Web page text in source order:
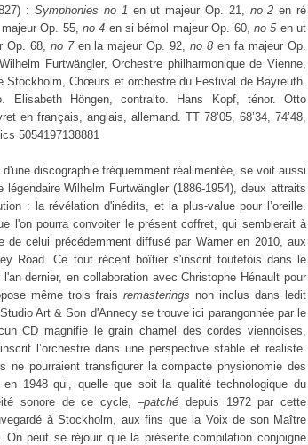
:Symphonies no 1 en ut majeur Op. 21, no 2 en ré
Op. 55,no 4 en si bémol majeur Op. 60, no 5en ut
Op. 68, no 7en la majeur Op. 92, no 8en fa majeur Op.
Wilhelm Furtwängler, Orchestre philharmonique de Vienne,
Stockholm, Chœurs et orchestre du Festival de Bayreuth.
Elisabeth Höngen, contralto. Hans Kopf, ténor. Otto
en français, anglais, allemand. TT 78’05, 68’34, 74’48,
5054197138881
discographie fréquemment réalimentée, se voit aussi
Wilhelm Furtwängler (1886-1954), deux attraits
: la révélation d'inédits, et la plus-value pour l’oreille.
l'on pourra convoiter le présent coffret, qui semblerait à
de celui précédemment diffusé par Warner en 2010, aux
Road. Ce tout récent boîtier s'inscrit toutefois dans le
l'an dernier, en collaboration avec Christophe Hénault pour
même trois frais remasterings non inclus dans ledit
Art & Son d'Annecy se trouve ici parangonnée par le
CD magnifie le grain charnel des cordes viennoises,
l’orchestre dans une perspective stable et réaliste.
ne pourraient transfigurer la compacte physionomie des
1948 qui, quelle que soit la qualité technologique du
sonore de ce cycle, –patché depuis 1972 par cette
à Stockholm, aux fins que la Voix de son Maître
peut se réjouir que la présente compilation conjoigne